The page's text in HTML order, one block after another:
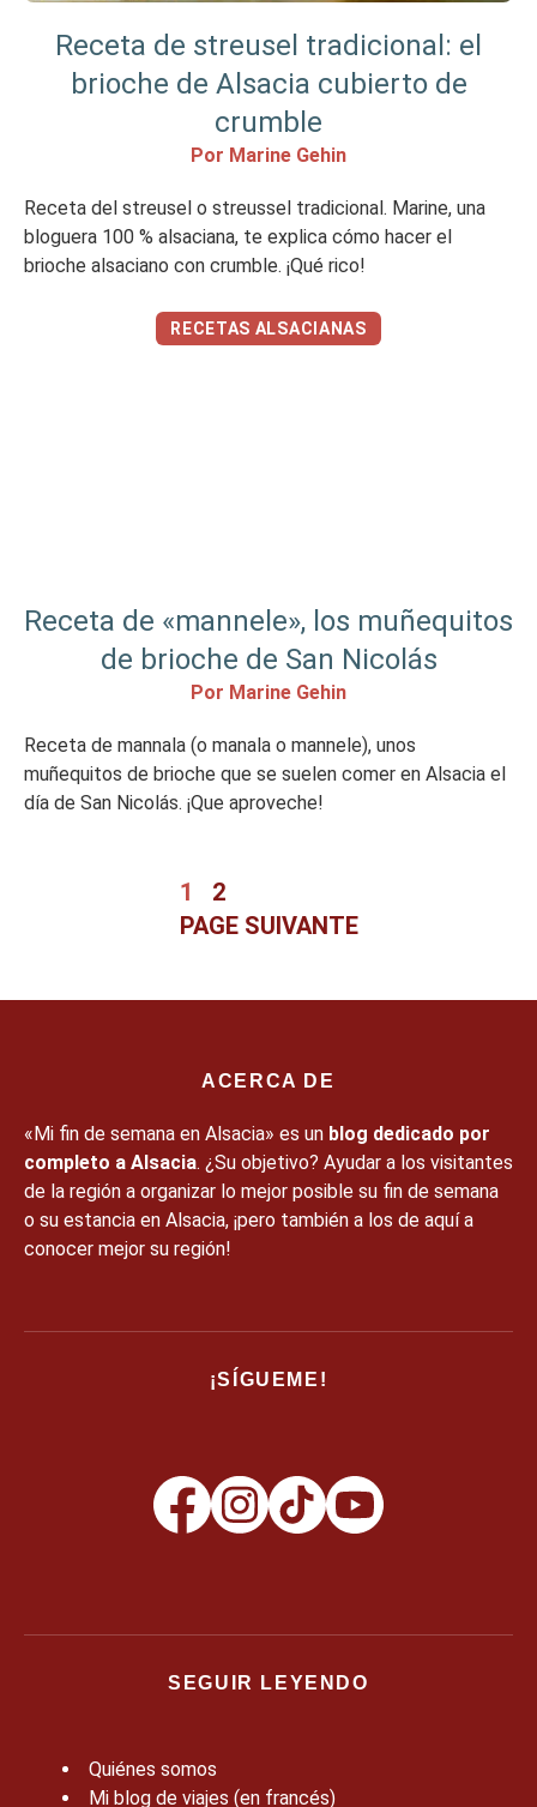
Receta de streusel tradicional: el
brioche de Alsacia cubierto de
crumble
Por Marine Gehin
Receta del streusel o streussel tradicional. Marine, una
bloguera 100 % alsaciana, te explica cómo hacer el
brioche alsaciano con crumble. ¡Qué rico!
RECETAS ALSACIANAS
Receta de «mannele», los muñequitos
de brioche de San Nicolás
Por Marine Gehin
Receta de mannala (o manala o mannele), unos
muñequitos de brioche que se suelen comer en Alsacia el
día de San Nicolás. ¡Que aproveche!
1
2
PAGE SUIVANTE
ACERCA DE
«Mi fin de semana en Alsacia» es un blog dedicado por
completo a Alsacia. ¿Su objetivo? Ayudar a los visitantes
de la región a organizar lo mejor posible su fin de semana
o su estancia en Alsacia, ¡pero también a los de aquí a
conocer mejor su región!
¡SÍGUEME!
SEGUIR LEYENDO
Quiénes somos
Mi blog de viajes (en francés)